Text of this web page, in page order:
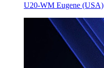
U20-WM Eugene (USA)